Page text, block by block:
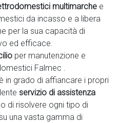
multimarche e
da incasso e a libera
per la sua capacità di
ed efficace.
per manutenzione e
Falmec .
in grado di affiancare i propri
servizio di assistenza
di risolvere ogni tipo di
una vasta gamma di